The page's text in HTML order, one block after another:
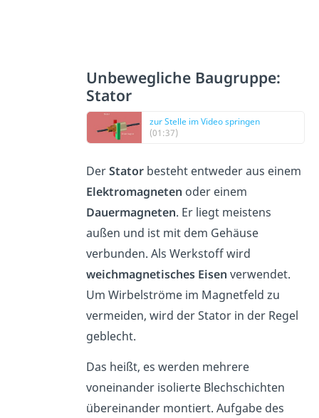
Unbewegliche Baugruppe:
Stator
zur Stelle im Video springen
(01:37)
DerStator besteht entweder aus einem
Elektromagneten oder einem
Dauermagneten. Er liegt meistens
außen und ist mit dem Gehäuse
verbunden. Als Werkstoff wird
weichmagnetisches Eisen verwendet.
Um Wirbelströme im Magnetfeld zu
vermeiden, wird der Stator in der Regel
geblecht.
Das heißt, es werden mehrere
voneinander isolierte Blechschichten
übereinander montiert. Aufgabe des